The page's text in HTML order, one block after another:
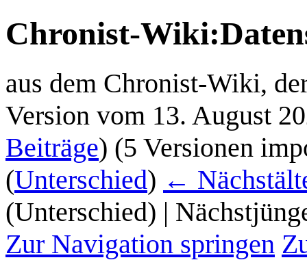
Chronist-Wiki:
aus dem Chronist-Wiki,
Version vom 13. August
Beiträge) (5 Versionen
(Unterschied) ←
(Unterschied) |
Zur Navigation springen